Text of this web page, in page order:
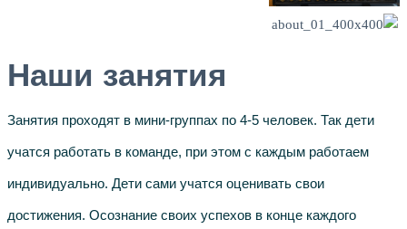
Наши занятия
Занятия проходят в мини-группах по 4-5 человек. Так дети
учатся работать в команде, при этом с каждым работаем
индивидуально. Дети сами учатся оценивать свои
достижения. Осознание своих успехов в конце каждого